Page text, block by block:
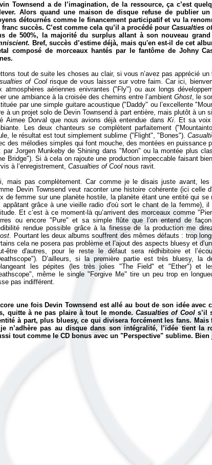
Townsend a de l’imagination, de la ressource, ça c’est
Alors quand une maison de disque refuse de publier
détournés comme le financement participatif et vu la
franc succès. C’est comme cela qu’il a procédé pourCasualties
de 500%, la majorité du surplus allant à son nouveau
. Bref, succès d’estime déjà, mais qu'en est-il de cet
composé de morceaux hantés par le fantôme de Johny
tout de suite les choses au clair, si vous n’avez pas apprécié
of Coolrisque de vous laisser sur votre faim. Car ici,
atmosphères aériennes enivrantes ("Fly") ou aux longs
une ambiance à la croisée des chemins entre l’ambientGhost, le
par une simple guitare acoustique ("Daddy" ou l’excellente
à un projet solo de Devin Townsend à part entière, mais plutôt à un
Aimee Dorval que nous avions déjà entendue dans Ki. Et sa voix
Les deux chanteurs se complètent parfaitement
le résultat est tout simplement sublime ("Flight", "Bones").
des mélodies simples qui font mouche, des montées en puissance
par Jorgen Munkeby de Shining dans "Moon" ou la montée plus
Bridge"). Si à cela on rajoute une production impeccable faisant
à l’enregistrement,Casualties of Cool nous ravit.
mais pas complètement. Car comme je le disais juste avant,
Devin Townsend veut raconter une histoire cohérente (ici celle
de femme sur une planète hostile, la planète étant une entité qui
appâtant grâce à une vieille radio d'où sort le chant de la femme),
Et c’est à ce moment-là qu’arrivent des morceaux comme
ou encore "Pure" et sa simple flûte que l’on entend de
rendue possible grâce à la finesse de la production me
. Pourtant les deux albums souffrent des mêmes défauts : trop
cela ne posera pas problème et l’ajout des aspects bluesy et
être d'autres, pour le reste le défaut sera rédhibitoire et
D’ailleurs, si la première partie est très bluesy, la
les pépites (les très jolies "The Field" et "Ether") et
même le single "Forgive Me" tire un peu trop en
pas indifférent.
une fois Devin Townsend est allé au bout de son idée avec
quitte à ne pas plaire à tout le monde.Casualties of Cools’il
à part, plus bluesy, ce qui divisera forcément les fans. Mais
n’adhère pas au disque dans son intégralité, l’idée tient la
tout comme le CD bonus avec un "Perspective" sublime. Bien